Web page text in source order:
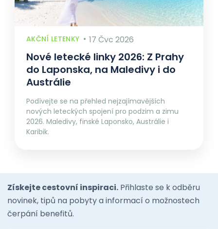
AKČNÍ LETENKY 17 Čvc 2026
Nové letecké linky 2026: Z Prahy
do Laponska, na Maledivy i do
Austrálie
Podívejte se na přehled nejzajímavějších
nových leteckých spojení pro podzim a zimu
2026. Maledivy, finské Laponsko, Austrálie i
Karibik.
Získejte cestovní inspiraci. Přihlaste se k odběru
novinek, tipů na pobyty a informací o možnostech
čerpání benefitů.